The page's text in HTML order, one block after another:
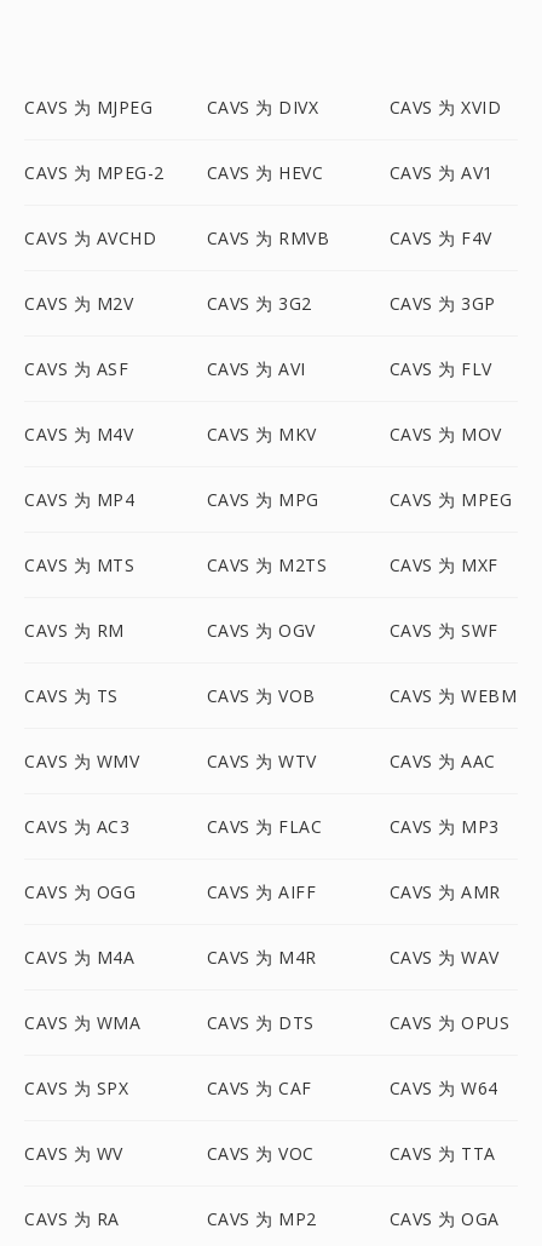
CAVS 为 MJPEG CAVS 为 DIVX CAVS 为 XVID
CAVS 为 MPEG-2 CAVS 为 HEVC CAVS 为 AV1
CAVS 为 AVCHD CAVS 为 RMVB CAVS 为 F4V
CAVS 为 M2V CAVS 为 3G2 CAVS 为 3GP
CAVS 为 ASF CAVS 为 AVI CAVS 为 FLV
CAVS 为 M4V CAVS 为 MKV CAVS 为 MOV
CAVS 为 MP4 CAVS 为 MPG CAVS 为 MPEG
CAVS 为 MTS CAVS 为 M2TS CAVS 为 MXF
CAVS 为 RM CAVS 为 OGV CAVS 为 SWF
CAVS 为 TS CAVS 为 VOB CAVS 为 WEBM
CAVS 为 WMV CAVS 为 WTV CAVS 为 AAC
CAVS 为 AC3 CAVS 为 FLAC CAVS 为 MP3
CAVS 为 OGG CAVS 为 AIFF CAVS 为 AMR
CAVS 为 M4A CAVS 为 M4R CAVS 为 WAV
CAVS 为 WMA CAVS 为 DTS CAVS 为 OPUS
CAVS 为 SPX CAVS 为 CAF CAVS 为 W64
CAVS 为 WV CAVS 为 VOC CAVS 为 TTA
CAVS 为 RA CAVS 为 MP2 CAVS 为 OGA